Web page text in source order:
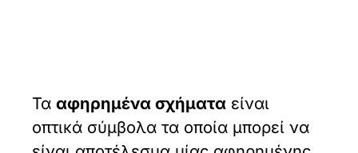
Τααφηρημένα σχήματα είναι
οπτικά σύμβολα τα οποία μπορεί να